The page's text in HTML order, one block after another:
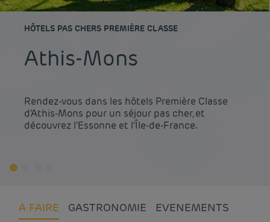
HÔTELS PAS CHERS PREMIÈRE CLASSE
Athis-Mons
Rendez-vous dans les hôtels Première Classe
d'Athis-Mons pour un séjour pas cher, et
découvrez l'Essonne et l'Île-de-France.
A FAIRE GASTRONOMIE EVENEMENTS